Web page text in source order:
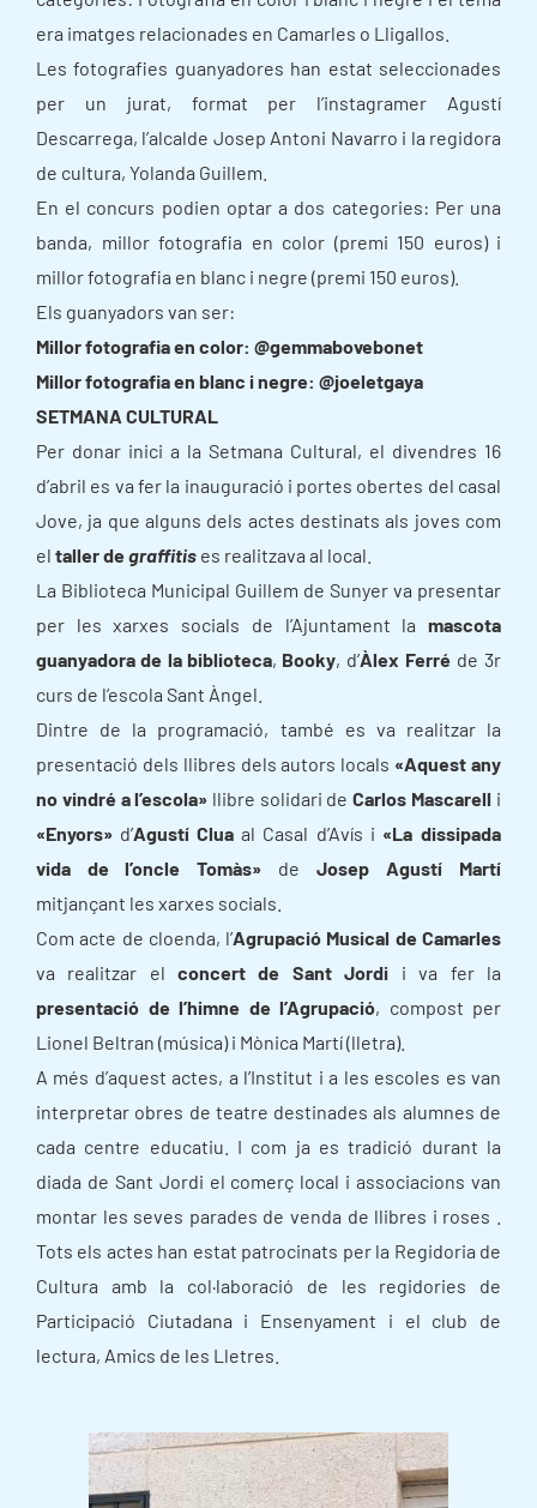
era imatges relacionades en Camarles o Lligallos.
Les fotografies guanyadores han estat seleccionades
per un jurat, format per l’instagramer Agustí
Descarrega, l’alcalde Josep Antoni Navarro i la regidora
de cultura, Yolanda Guillem.
En el concurs podien optar a dos categories: Per una
banda, millor fotografia en color (premi 150 euros) i
millor fotografia en blanc i negre (premi 150 euros).
Els guanyadors van ser:
Millor fotografia en color: @gemmabovebonet
Millor fotografia en blanc i negre: @joeletgaya
SETMANA CULTURAL
Per donar inici a la Setmana Cultural, el divendres 16
d’abril es va fer la inauguració i portes obertes del casal
Jove, ja que alguns dels actes destinats als joves com
el taller de graffitis es realitzava al local.
La Biblioteca Municipal Guillem de Sunyer va presentar
per les xarxes socials de l’Ajuntament la mascota
guanyadora de la biblioteca, Booky, d’Àlex Ferré de 3r
curs de l’escola Sant Àngel.
Dintre de la programació, també es va realitzar la
presentació dels llibres dels autors locals «Aquest any
no vindré a l’escola» llibre solidari de Carlos Mascarell i
«Enyors» d’Agustí Clua al Casal d’Avís i «La dissipada
vida de l’oncle Tomàs» de Josep Agustí Martí
mitjançant les xarxes socials.
Com acte de cloenda, l’Agrupació Musical de Camarles
va realitzar el concert de Sant Jordi i va fer la
presentació de l’himne de l’Agrupació, compost per
Lionel Beltran (música) i Mònica Martí (lletra).
A més d’aquest actes, a l’Institut i a les escoles es van
interpretar obres de teatre destinades als alumnes de
cada centre educatiu. I com ja es tradició durant la
diada de Sant Jordi el comerç local i associacions van
montar les seves parades de venda de llibres i roses .
Tots els actes han estat patrocinats per la Regidoria de
Cultura amb la col·laboració de les regidories de
Participació Ciutadana i Ensenyament i el club de
lectura, Amics de les Lletres.